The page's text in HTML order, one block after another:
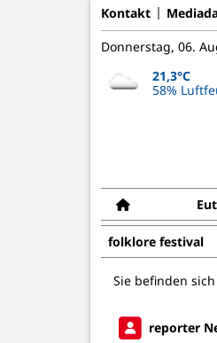
Kontakt
Donnerstag, 06.
21,3°C
58%
folklore festival
Sie befinden
reporter